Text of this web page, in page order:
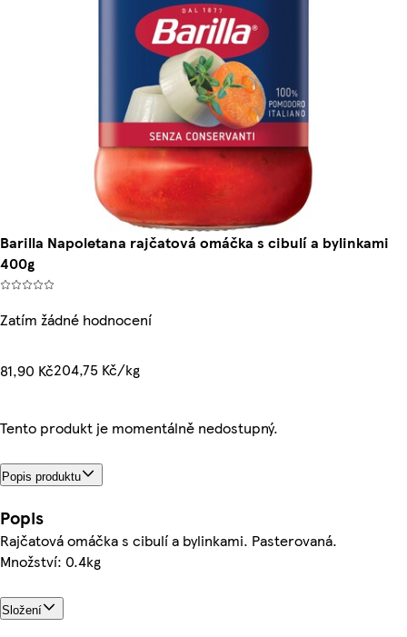
Barilla Napoletana rajčatová omáčka s cibulí a bylinkami
400g
Zatím žádné hodnocení
81,90 Kč204,75 Kč/kg
Tento produkt je momentálně nedostupný.
Popis produktu
Popis
Rajčatová omáčka s cibulí a bylinkami. Pasterovaná.
Množství: 0.4kg
Složení